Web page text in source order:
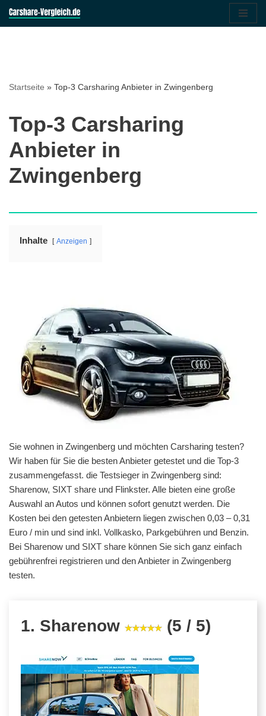
Startseite » Top-3 Carsharing Anbieter in Zwingenberg
Top-3 Carsharing
Anbieter in
Zwingenberg
Inhalte Anzeigen
Sie wohnen in Zwingenberg und möchten Carsharing testen?
Wir haben für Sie die besten Anbieter getestet und die Top-3
zusammengefasst. die Testsieger in Zwingenberg sind:
Sharenow, SIXT share und Flinkster. Alle bieten eine große
Auswahl an Autos und können sofort genutzt werden. Die
Kosten bei den getesten Anbietern liegen zwischen 0,03 – 0,31
Euro / min und sind inkl. Vollkasko, Parkgebühren und Benzin.
Bei Sharenow und SIXT share können Sie sich ganz einfach
gebührenfrei registrieren und den Anbieter in Zwingenberg
testen.
1. Sharenow (5 / 5)